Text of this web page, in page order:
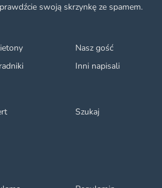
Nasz gość
Inni napisali
Szukaj
swoją skrzynkę ze spamem.